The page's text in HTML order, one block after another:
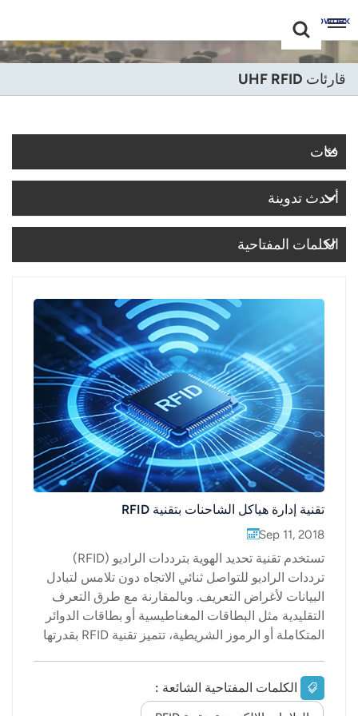
+86 -18681515767
English
Français
Deutsch
Italiano
Português
Nederland
عربي
日语
한국어
Türk
Ελληνικά
Melayu
Polski
แบบไทย
قارئات UHF RFID
فئات
أحدث تدوينة
الكلمات المفتاحية
تقنية إدارة هياكل الشاحنات بتقنية RFID
Sep 11, 2018
تستخدم تقنية تحديد الهوية بترددات الراديو (RFID)
ترددات الراديو للتواصل ثنائي الاتجاه دون تلامس لتبادل
البيانات لأغراض التعريف. وبالمقارنة مع طرق التعرف
التقليدية مثل البطاقات المغناطيسية أو بطاقات الدوائر
المتكاملة أو الرموز الشريطية، تتميز تقنية RFID بقدرتها
العالية على التكيف مع مختلف البيئات. وبفضل تصميمها
المُحكم، يمكنها العمل بكفاءة في مختلف الظروف البيئية
القاسية، مع تحقيق نتائج ممتازة في التعرف. لا تتطلب
الكلمات المفتاحية الشائعة :